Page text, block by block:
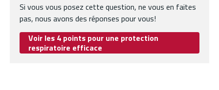
Si vous vous posez cette question, ne vous en faites
pas, nous avons des réponses pour vous!
Voir les 4 points pour une protection
respiratoire efficace